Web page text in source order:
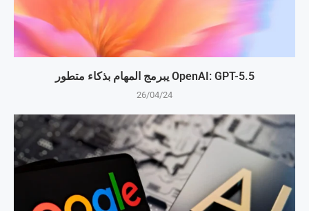
OpenAI: GPT-5.5 يبرمج المهام بذكاء متطور
26/04/24